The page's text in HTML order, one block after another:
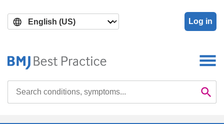
main
search
Log in
